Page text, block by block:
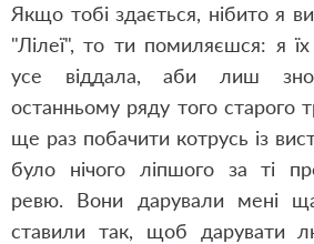
Якщо тобі здається, нібито я
"Лілеї", то ти помиляєшся: я
усе віддала, аби лиш
останньому ряду того старого
ще раз побачити котрусь із
було нічого ліпшого за ті
ревю. Вони дарували мені
ставили так, щоб дарувати